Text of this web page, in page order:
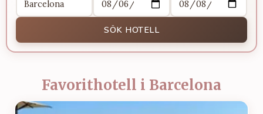
SÖK HOTELL
Favorithotell i Barcelona